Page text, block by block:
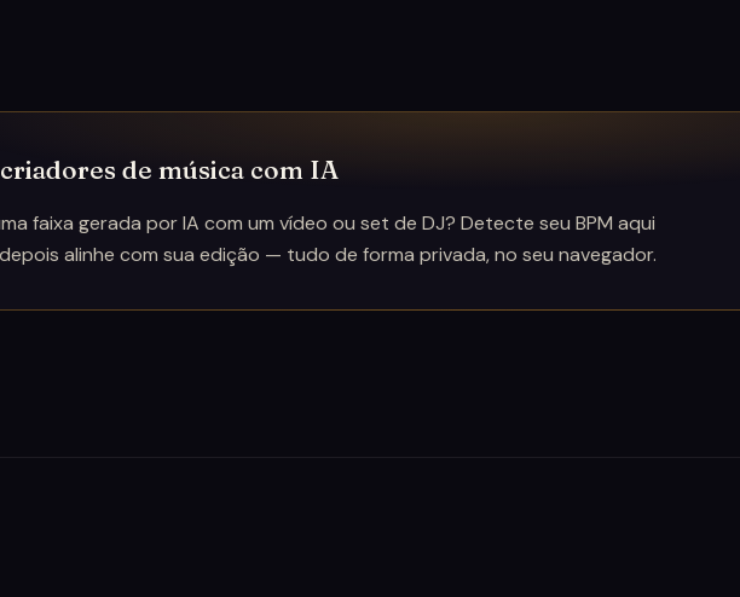
de música com IA
faixa gerada por IA com um vídeo ou set de DJ? Detecte seu BPM aqui
alinhe com sua edição — tudo de forma privada, no seu navegador.